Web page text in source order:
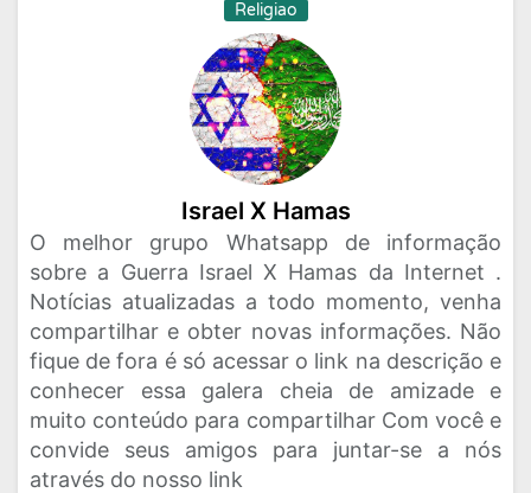
Religiao
Israel X Hamas
O melhor grupo Whatsapp de informação
sobre a Guerra Israel X Hamas da Internet .
Notícias atualizadas a todo momento, venha
compartilhar e obter novas informações. Não
fique de fora é só acessar o link na descrição e
conhecer essa galera cheia de amizade e
muito conteúdo para compartilhar Com você e
convide seus amigos para juntar-se a nós
através do nosso link